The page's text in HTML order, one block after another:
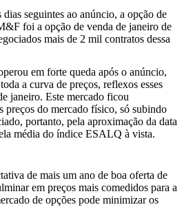
seguintes ao anúncio, a opção de
foi a opção de venda de janeiro de
mais de 2 mil contratos dessa
em forte queda após o anúncio,
a curva de preços, reflexos esses
janeiro. Este mercado ficou
preços do mercado físico, só subindo
portanto, pela aproximação da data
média do índice ESALQ à vista.
de mais um ano de boa oferta de
em preços mais comedidos para a
de opções pode minimizar os